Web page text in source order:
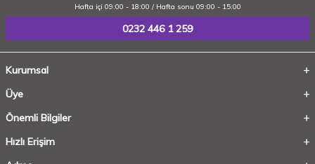
Hafta içi 09:00 - 18:00 / Hafta sonu 09:00 - 15:00
0232 446 1 259
Kurumsal
Üye
Önemli Bilgiler
Hızlı Erişim